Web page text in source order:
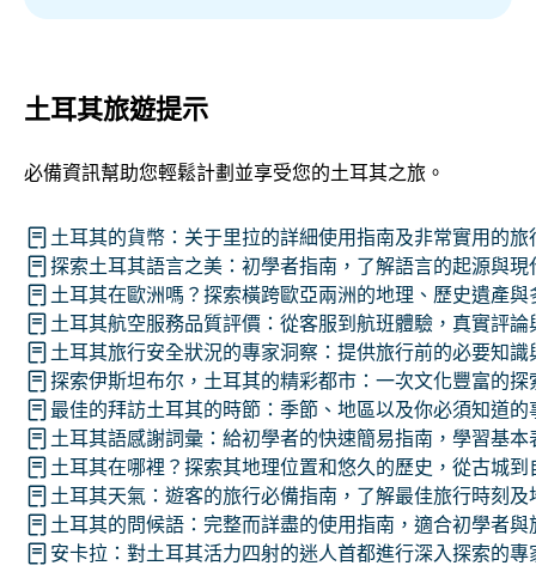
土耳其旅遊提示
必備資訊幫助您輕鬆計劃並享受您的土耳其之旅。
土耳其的貨幣：关于里拉的詳細使用指南及非常實用的旅
探索土耳其語言之美：初學者指南，了解語言的起源與現
土耳其在歐洲嗎？探索橫跨歐亞兩洲的地理、歷史遺產與
土耳其航空服務品質評價：從客服到航班體驗，真實評論
土耳其旅行安全狀況的專家洞察：提供旅行前的必要知識
探索伊斯坦布尔，土耳其的精彩都市：一次文化豐富的探
最佳的拜訪土耳其的時節：季節、地區以及你必須知道的
土耳其語感謝詞彙：給初學者的快速簡易指南，學習基本
土耳其在哪裡？探索其地理位置和悠久的歷史，從古城到
土耳其天氣：遊客的旅行必備指南，了解最佳旅行時刻及
土耳其的問候語：完整而詳盡的使用指南，適合初學者與
安卡拉：對土耳其活力四射的迷人首都進行深入探索的專